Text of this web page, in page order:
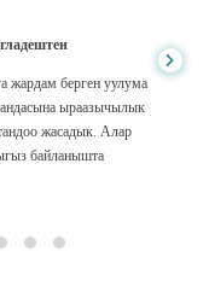
жардам берген уулума
ыраазычылык
жасадык. Алар
байланышта